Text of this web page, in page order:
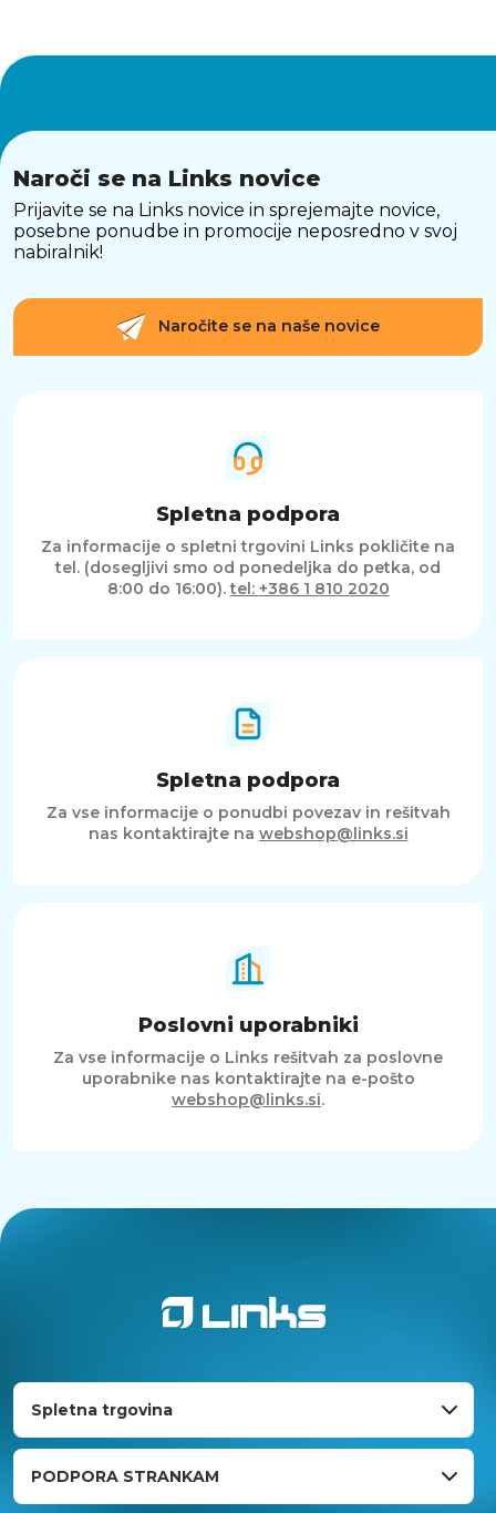
Naroči se na Links novice
Prijavite se na Links novice in sprejemajte novice,
posebne ponudbe in promocije neposredno v svoj
nabiralnik!
Naročite se na naše novice
Spletna podpora
Za informacije o spletni trgovini Links pokličite na
tel. (dosegljivi smo od ponedeljka do petka, od
8:00 do 16:00).tel: +386 1 810 2020
Spletna podpora
Za vse informacije o ponudbi povezav in rešitvah
nas kontaktirajte na webshop@links.si
Poslovni uporabniki
Za vse informacije o Links rešitvah za poslovne
uporabnike nas kontaktirajte na e-pošto
webshop@links.si.
Spletna trgovina
PODPORA STRANKAM